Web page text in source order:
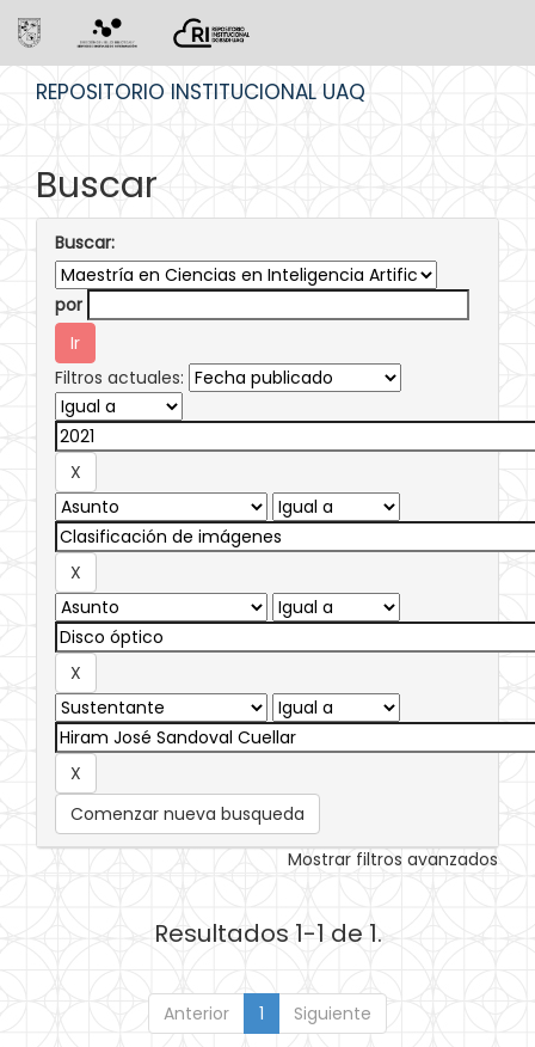
REPOSITORIO INSTITUCIONAL UAQ
Buscar
Buscar:
por
Filtros actuales:
Comenzar nueva busqueda
Mostrar filtros avanzados
Resultados 1-1 de 1.
Anterior 1 Siguiente